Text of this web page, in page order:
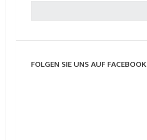
FOLGEN SIE UNS AUF FACEBOOK